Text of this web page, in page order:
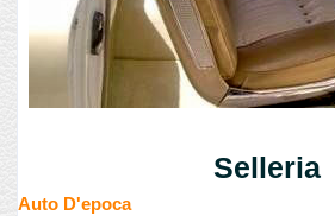
Selleria
Auto D'epoca